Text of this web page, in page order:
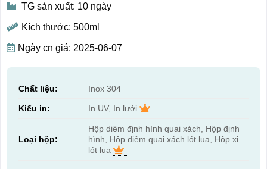
TG sản xuất: 10 ngày
Kích thước: 500ml
Ngày cn giá: 2025-06-07
Chất liệu: Inox 304
Kiểu in: In UV, In lưới
Loại hộp:
Hộp diêm định hình quai xách, Hộp định
hình, Hộp diêm quai xách lót lụa, Hộp xi
lót lụa